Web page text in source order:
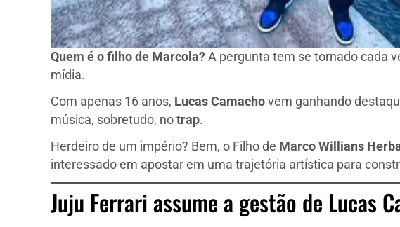
Quem é o filho de Marcola? A pergunta tem se tornado cada
mídia.
Com apenas 16 anos, Lucas Camacho vem ganhando
música, sobretudo, no trap.
Herdeiro de um império? Bem, o Filho de Marco Willians
interessado em apostar em uma trajetória artística para
Juju Ferrari assume a gestão de Lucas